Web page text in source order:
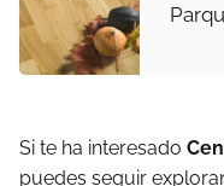
Si te ha interesado
puedes seguir